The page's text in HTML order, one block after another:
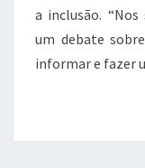
a inclusão.
um debate
informar e fazer